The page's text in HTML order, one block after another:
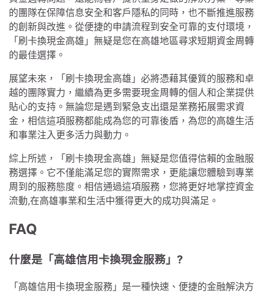
的團隊在保障信息安全和客戶隱私的同時，也不斷推進服務
的創新與改進。從便捷的申請流程到安全可靠的支付環境，
「刷卡換現金高雄」無疑是您在高雄地區尋求短期資金周轉
的最佳選擇。
展望未來，「刷卡換現金高雄」必將憑藉其優質的服務和卓
越的團隊實力，繼續為更多需要現金周轉的個人和企業提供
貼心的支持。無論您是遇到緊急支出還是業務拓展需求資
金，相信這項服務都能成為您的可靠後盾，為您的高雄生活
和事業注入更多活力與動力。
綜上所述，「刷卡換現金高雄」無疑是您值得信賴的金融服
務選擇。它不僅能滿足您的實際需求，更能讓您體驗到專業
周到的服務態度。相信通過這項服務，您將更好地掌控資金
流動,在高雄事業和生活中獲得更大的成功與滿足。
FAQ
什麼是「高雄信用卡換現金服務」?
「高雄信用卡換現金服務」是一種快速、便捷的金融解決方